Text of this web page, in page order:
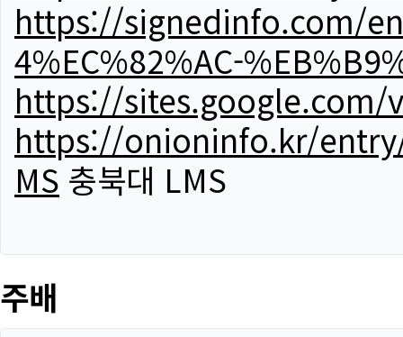
https://signedinfo.com/
4%EC%82%AC-
https://sites.google.com/
https://onioninfo.kr/entry/
MS 충북대 LMS
주배